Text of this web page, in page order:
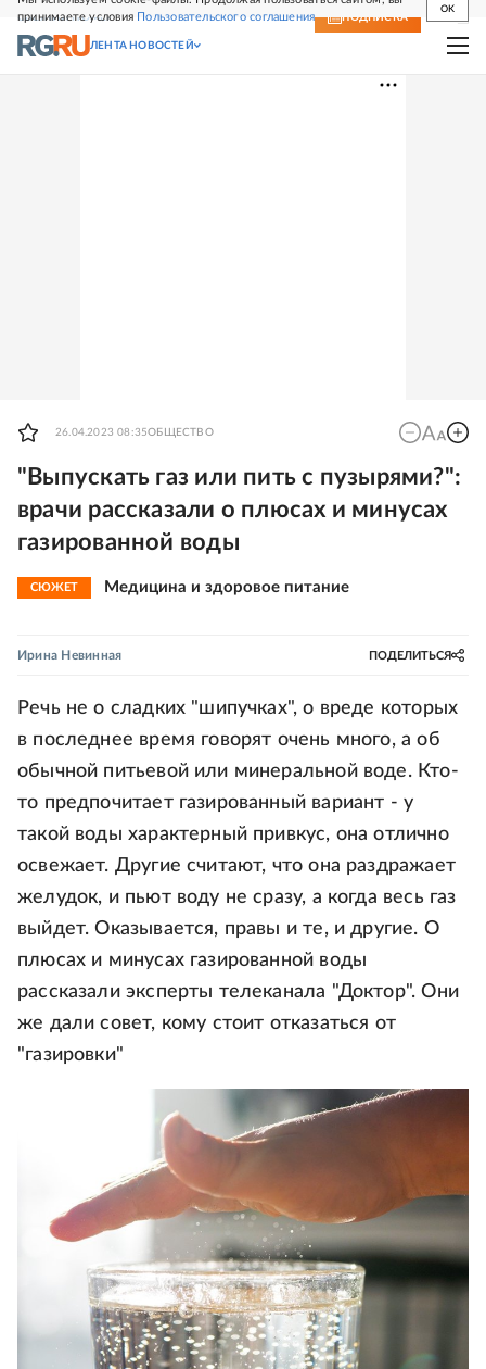
принимаете условия Пользовательского соглашения
OK
СВЕЖИЙ НОМЕР ПОДПИСКА
ЛЕНТА НОВОСТЕЙ
26.04.2023 08:35ОБЩЕСТВО
"Выпускать газ или пить с пузырями?":
врачи рассказали о плюсах и минусах
газированной воды
СЮЖЕТ Медицина и здоровое питание
Ирина Невинная ПОДЕЛИТЬСЯ
Речь не о сладких "шипучках", о вреде которых
в последнее время говорят очень много, а об
обычной питьевой или минеральной воде. Кто-
то предпочитает газированный вариант - у
такой воды характерный привкус, она отлично
освежает. Другие считают, что она раздражает
желудок, и пьют воду не сразу, а когда весь газ
выйдет. Оказывается, правы и те, и другие. О
плюсах и минусах газированной воды
рассказали эксперты телеканала "Доктор". Они
же дали совет, кому стоит отказаться от
"газировки"